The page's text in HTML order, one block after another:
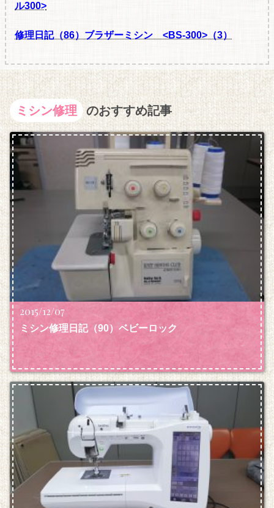
ル300>
修理日記（86） ブラザーミシン <BS-300>（3）
ミシン修理 のおすすめ記事
2015/12/07
ミシン修理日記（90）ベビーロック